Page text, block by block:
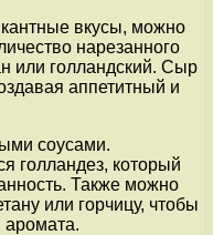
вкусы, можно
нарезанного
или голландский. Сыр
аппетитный и
соусами.
голландез, который
Также можно
или горчицу, чтобы
аромата.